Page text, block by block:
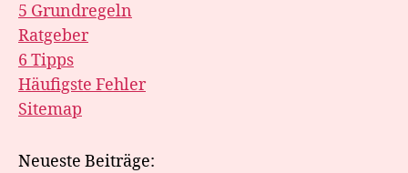
5 Grundregeln
Ratgeber
6 Tipps
Häufigste Fehler
Sitemap
Neueste Beiträge: